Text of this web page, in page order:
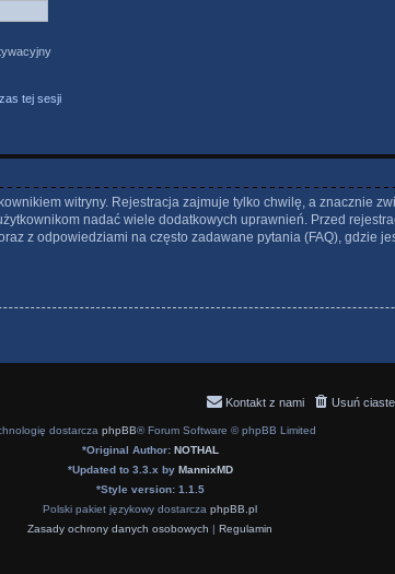
tej sesji
witryny. Rejestracja zajmuje tylko chwilę, a znacznie
nadać wiele dodatkowych uprawnień. Przed
z odpowiedziami na często zadawane pytania (FAQ), gdzie
Usuń
Kontakt z nami
dostarcza phpBB® Forum Software © phpBB Limited
*Original Author: NOTHAL
*Updated to 3.3.x by MannixMD
*Style version: 1.1.5
Polski pakiet językowy dostarcza phpBB.pl
Zasady ochrony danych osobowych | Regulamin